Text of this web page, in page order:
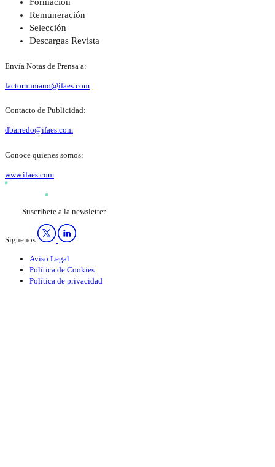
Remuneración
Selección
Descargas Revista
Envía Notas de Prensa a:
factorhumano@ifaes.com
Contacto de Publicidad:
dbarredo@ifaes.com
Conoce quienes somos:
www.ifaes.com
Suscríbete a la newsletter
Síguenos
Aviso Legal
Política de Cookies
Política de privacidad